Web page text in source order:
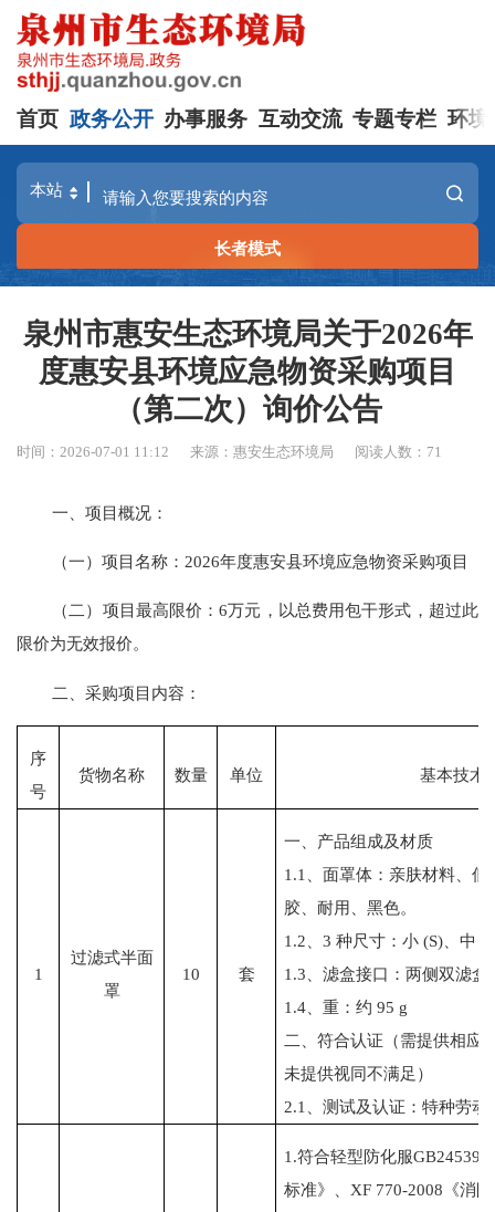
首页 政务公开 办事服务 互动交流 专题专栏 环境
长者模式
泉州市惠安生态环境局关于2026年
度惠安县环境应急物资采购项目
（第二次）询价公告
时间：2026-07-01 11:12 来源：惠安生态环境局 阅读人数： 71
一、项目概况：
（一）项目名称： 2026年度惠安县环境应急物资采购项目
（二）项目最高限价：6万元，以总费用包干形式，超过此
限价为无效报价。
二、采购项目内容：
序
号
货物名称 数量 单位 基本技术
1
过滤式半面
罩
10 套
一、产品组成及材质
1.1、面罩体：亲肤材料、
胶、耐用、黑色。
1.2、3 种尺寸：小 (S)、中
1.3、滤盒接口：两侧双滤盒
1.4、重：约 95 g
二、符合认证（需提供相应
未提供视同不满足）
2.1、测试及认证：特种劳
1.符合轻型防化服
标准》、XF 770-2008《消